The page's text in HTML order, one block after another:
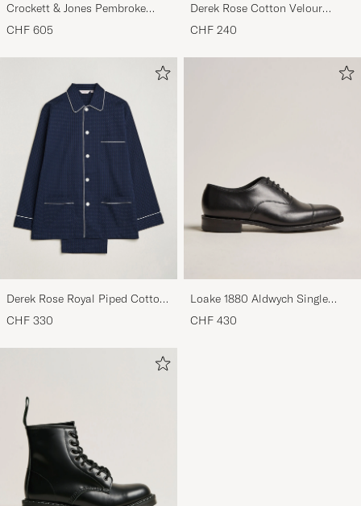
Crockett & Jones Pembroke
Derbys Black Calf
CHF 605
Derek Rose Cotton Velour
Striped Gown Red/Blue
CHF 240
Derek Rose Royal Piped Cotton
Pyjama Set Navy
CHF 330
Loake 1880 Aldwych Single
Oxford Black Calf
CHF 430